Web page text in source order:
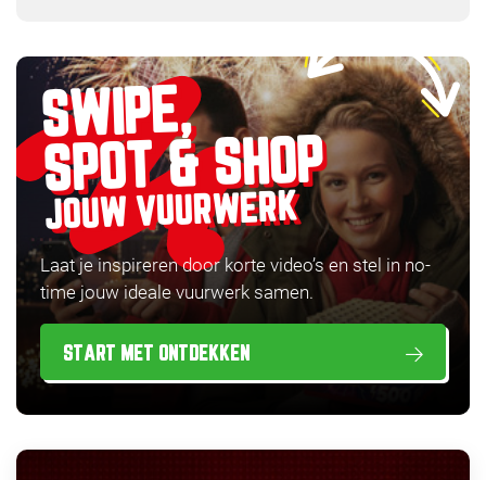
SWIPE,
SPOT & SHOP
JOUW VUURWERK
Laat je inspireren door korte video’s en stel in no-
time jouw ideale vuurwerk samen.
START MET ONTDEKKEN